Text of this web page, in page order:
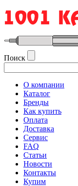
Поиск
О компании
Каталог
Бренды
Как купить
Оплата
Доставка
Сервис
FAQ
Статьи
Новости
Контакты
Купим